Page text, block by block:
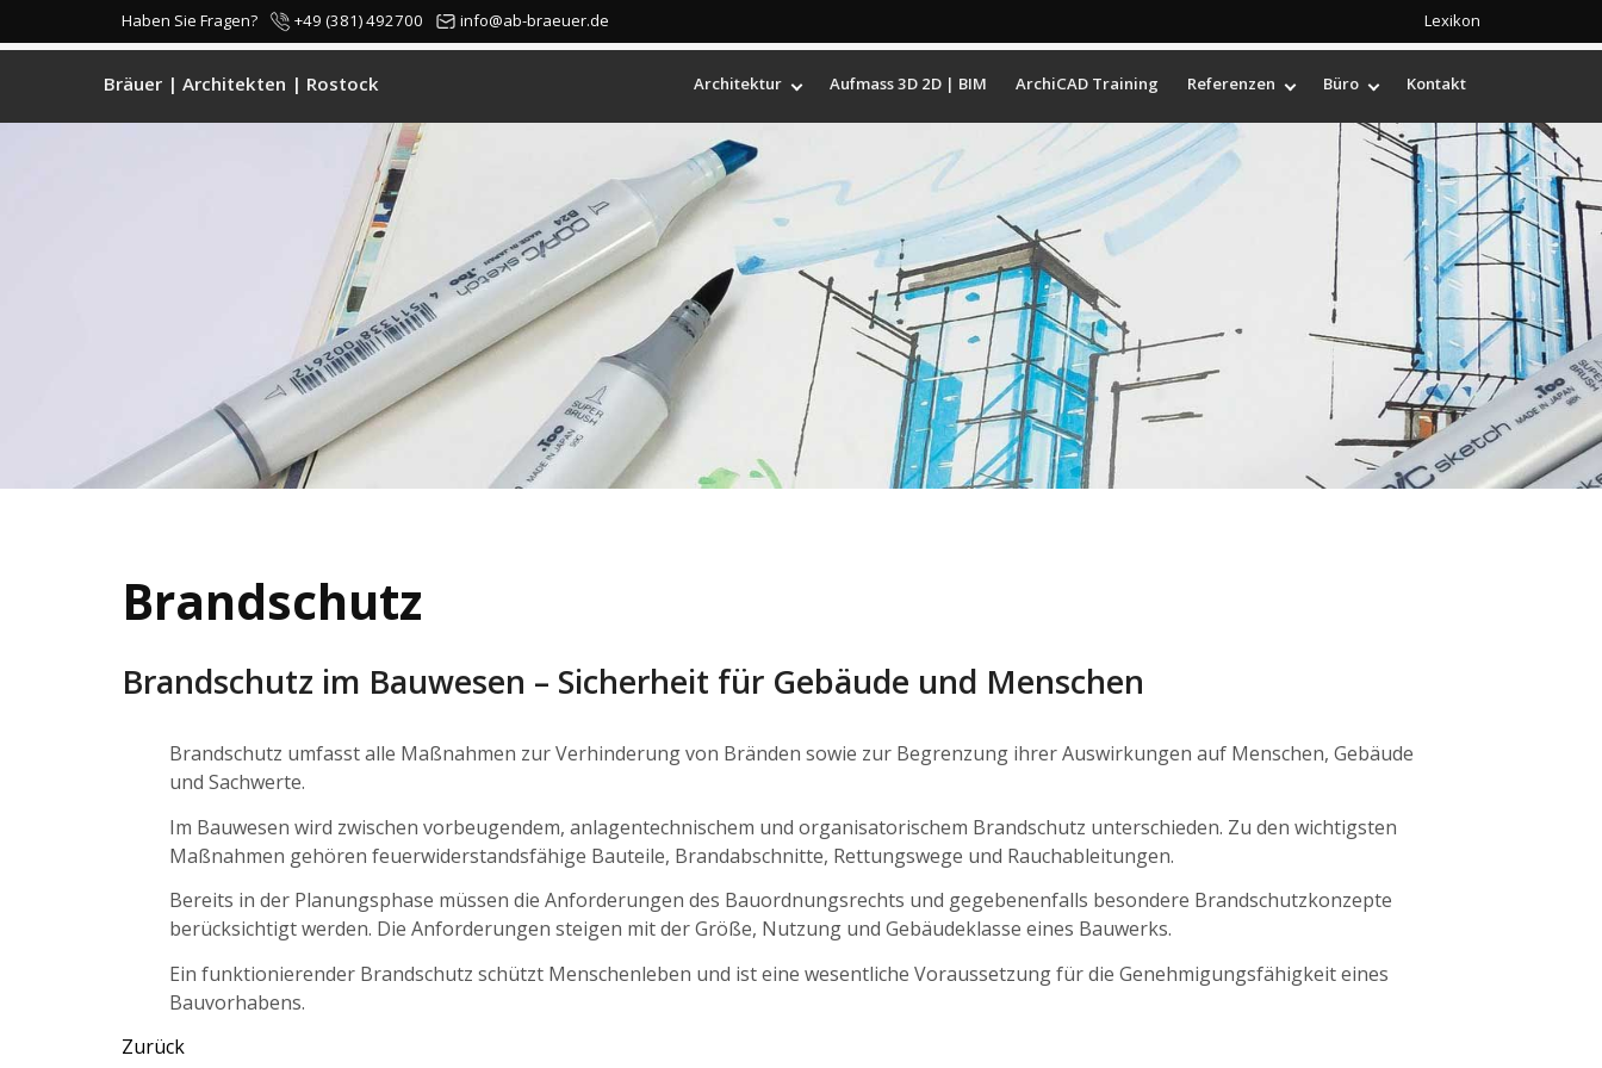
Haben Sie Fragen? +49 (381) 492700 info@ab-braeuer.de Lexikon
Bräuer | Architekten | Rostock Architektur Aufmass 3D 2D | BIM ArchiCAD Training Referenzen Büro Kontakt
Brandschutz
Brandschutz im Bauwesen – Sicherheit für Gebäude und Menschen
Brandschutz umfasst alle Maßnahmen zur Verhinderung von Bränden sowie zur Begrenzung ihrer Auswirkungen auf Menschen, Gebäude
und Sachwerte.
Im Bauwesen wird zwischen vorbeugendem, anlagentechnischem und organisatorischem Brandschutz unterschieden. Zu den wichtigsten
Maßnahmen gehören feuerwiderstandsfähige Bauteile, Brandabschnitte, Rettungswege und Rauchableitungen.
Bereits in der Planungsphase müssen die Anforderungen des Bauordnungsrechts und gegebenenfalls besondere Brandschutzkonzepte
berücksichtigt werden. Die Anforderungen steigen mit der Größe, Nutzung und Gebäudeklasse eines Bauwerks.
Ein funktionierender Brandschutz schützt Menschenleben und ist eine wesentliche Voraussetzung für die Genehmigungsfähigkeit eines
Bauvorhabens.
Zurück